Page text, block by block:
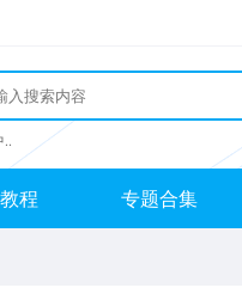
..
程 专题合集